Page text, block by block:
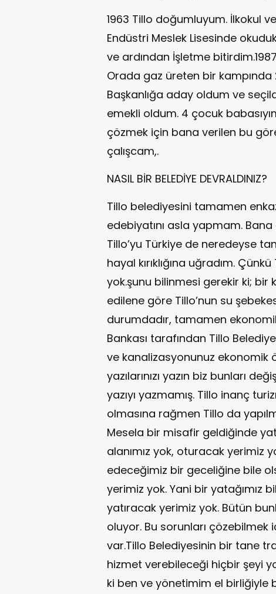
1963 Tillo doğumluyum. İlkokul
Endüstri Meslek Lisesinde
ve ardından İşletme
Orada gaz üreten bir kampında
Başkanlığa aday oldum ve
emekli oldum. 4 çocuk
çözmek için bana verilen bu
çalışcam,.
NASIL BİR BELEDİYE DEVRALDINIZ?
Tillo belediyesini tamamen
edebiyatını asla yapmam. Bana
Tillo’yu Türkiye de neredeyse
hayal kırıklığına uğradım.
yok.şunu bilinmesi gerekir ki; bir
edilene göre Tillo’nun su
durumdadır, tamamen
Bankası tarafından Tillo
ve kanalizasyonunuz ekonomik
yazılarınızı yazın biz bunları
yazıyı yazmamış. Tillo inanç
olmasına rağmen Tillo da
Mesela bir misafir geldiğinde
alanımız yok, oturacak yerimiz
edeceğimiz bir geceliğine bile
yerimiz yok. Yani bir yatağımız
yatıracak yerimiz yok. Bütün
oluyor. Bu sorunları çözebilmek
var.Tillo Belediyesinin bir tane
hizmet verebileceği hiçbir şeyi
ki ben ve yönetimim el birliğiyle